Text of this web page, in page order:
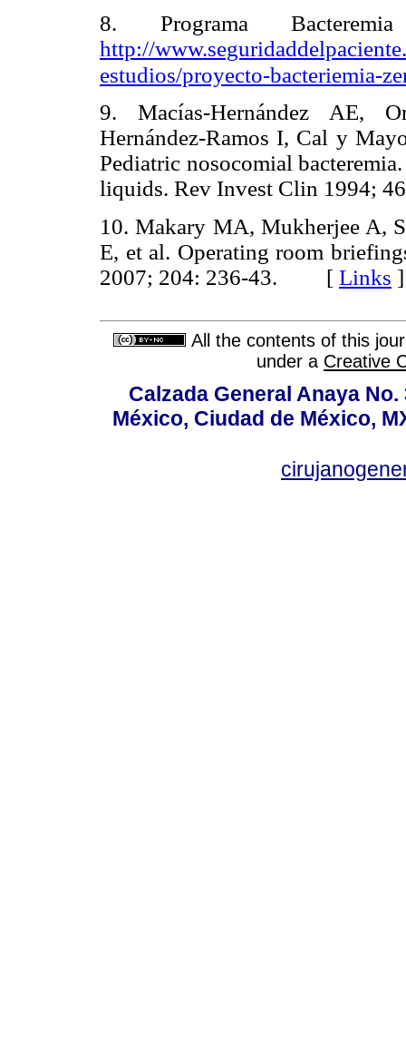
8. Programa
http://
estudios/proyecto-bacteriemia-
9. Macías-Hernández AE,
Hernández-Ramos I, Cal y
Pediatric nosocomial
liquids. Rev Invest Clin
10. Makary MA, Mukherjee A,
E, et al. Operating room
2007; 204: 236-43. [ Links ]
All the contents of this
under a Creative
Calzada General Anaya
México, Ciudad de México,